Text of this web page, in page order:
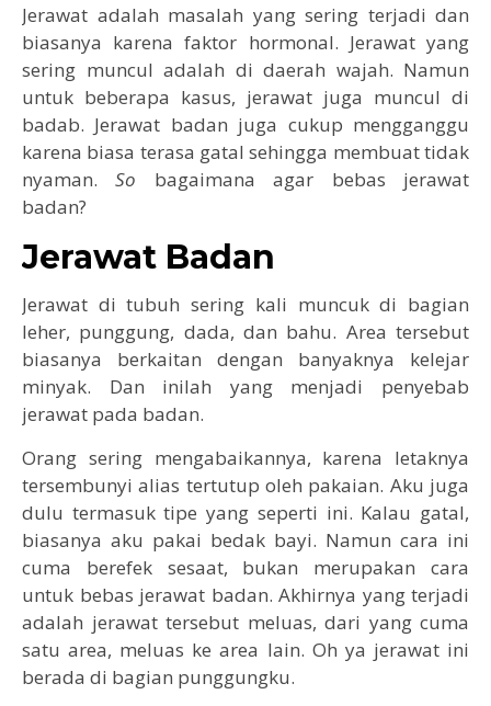
Jerawat adalah masalah yang sering terjadi dan
biasanya karena faktor hormonal. Jerawat yang
sering muncul adalah di daerah wajah. Namun
untuk beberapa kasus, jerawat juga muncul di
badab. Jerawat badan juga cukup mengganggu
karena biasa terasa gatal sehingga membuat tidak
nyaman.So bagaimana agar bebas jerawat
badan?
Jerawat Badan
Jerawat di tubuh sering kali muncuk di bagian
leher, punggung, dada, dan bahu. Area tersebut
biasanya berkaitan dengan banyaknya kelejar
minyak. Dan inilah yang menjadi penyebab
jerawat pada badan.
Orang sering mengabaikannya, karena letaknya
tersembunyi alias tertutup oleh pakaian. Aku juga
dulu termasuk tipe yang seperti ini. Kalau gatal,
biasanya aku pakai bedak bayi. Namun cara ini
cuma berefek sesaat, bukan merupakan cara
untuk bebas jerawat badan. Akhirnya yang terjadi
adalah jerawat tersebut meluas, dari yang cuma
satu area, meluas ke area lain. Oh ya jerawat ini
berada di bagian punggungku.